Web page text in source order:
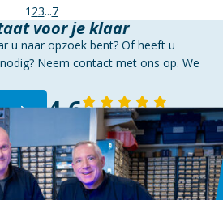
1 23...7
voor je klaar
u naar opzoek bent? Of heeft u
Neem contact met ons op. We
4,6 143 reviews